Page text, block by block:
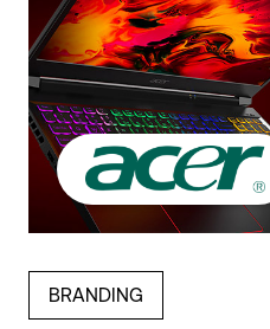
BRANDING